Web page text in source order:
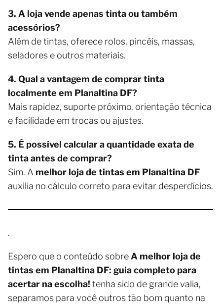
3. A loja vende apenas tinta ou também
acessórios?
Além de tintas, oferece rolos, pincéis, massas,
seladores e outros materiais.
4. Qual a vantagem de comprar tinta
localmente em Planaltina DF?
Mais rapidez, suporte próximo, orientação técnica
e facilidade em trocas ou ajustes.
5. É possível calcular a quantidade exata de
tinta antes de comprar?
Sim. A melhor loja de tintas em Planaltina DF
auxilia no cálculo correto para evitar desperdícios.
.
Espero que o conteúdo sobre A melhor loja de
tintas em Planaltina DF: guia completo para
acertar na escolha! tenha sido de grande valia,
separamos para você outros tão bom quanto na